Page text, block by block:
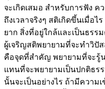
จะเกิดเสมอ สำหรับการฟัง ค
ถึงเวลาจริงๆ สติเกิดขึ้นเมื่อ
ยาก สิ่งที่อยู่ใกล้และเป็นธรร
ผู้เจริญสติพยายามที่จะทำวิปั
คือจุดที่สำคัญ พยายามที่จะรู้
แทนที่จะพยายามเป็นปกติธร
นั้นจะเป็นอย่างไร ถ้ามีความเ